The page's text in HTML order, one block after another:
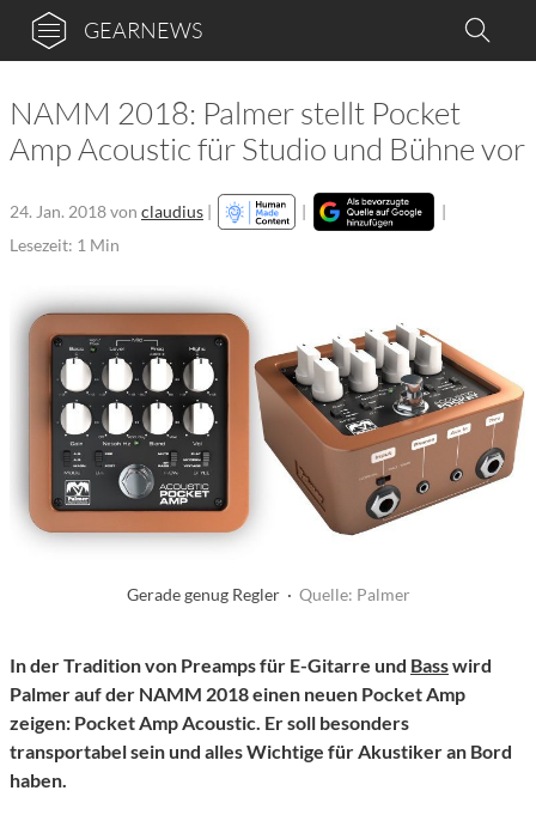
GEARNEWS
NAMM 2018: Palmer stellt Pocket
Amp Acoustic für Studio und Bühne vor
24. Jan. 2018von claudius | |
|
Lesezeit: 1 Min
Gerade genug Regler · Quelle: Palmer
In der Tradition von Preamps für E-Gitarre und Basswird
Palmer auf der NAMM 2018 einen neuen Pocket Amp
zeigen: Pocket Amp Acoustic. Er soll besonders
transportabel sein und alles Wichtige für Akustiker an Bord
haben.